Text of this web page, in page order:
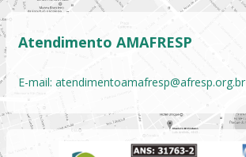
Atendimento AMAFRESP
E-mail: atendimentoamafresp@afresp.org.br